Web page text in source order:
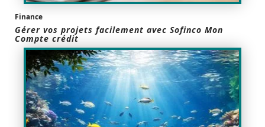
Finance
Gérer vos projets facilement avec Sofinco Mon
Compte crédit